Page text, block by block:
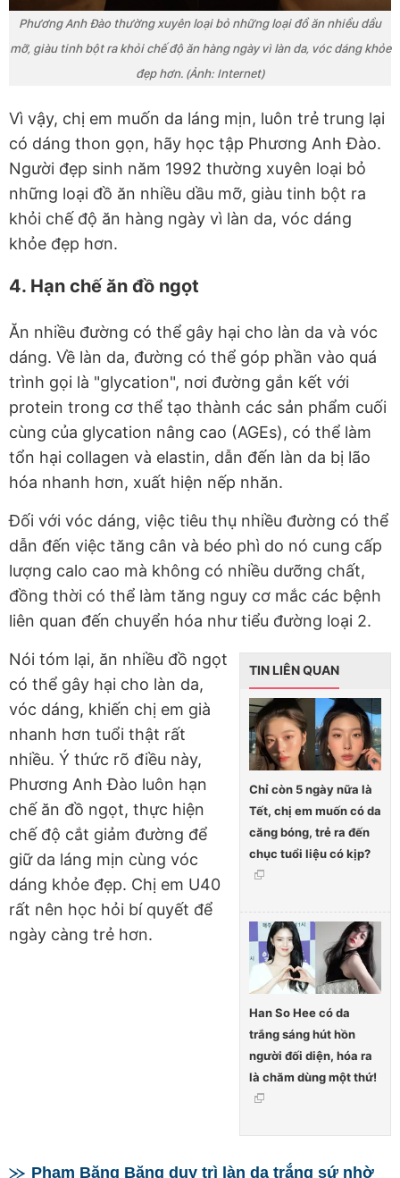
Phương Anh Đào thường xuyên loại bỏ những loại đồ ăn nhiều dầu
mỡ, giàu tinh bột ra khỏi chế độ ăn hàng ngày vì làn da, vóc dáng khỏe
đẹp hơn. (Ảnh: Internet)
Vì vậy, chị em muốn da láng mịn, luôn trẻ trung lại
có dáng thon gọn, hãy học tập Phương Anh Đào.
Người đẹp sinh năm 1992 thường xuyên loại bỏ
những loại đồ ăn nhiều dầu mỡ, giàu tinh bột ra
khỏi chế độ ăn hàng ngày vì làn da, vóc dáng
khỏe đẹp hơn.
4. Hạn chế ăn đồ ngọt
Ăn nhiều đường có thể gây hại cho làn da và vóc
dáng. Về làn da, đường có thể góp phần vào quá
trình gọi là "glycation", nơi đường gắn kết với
protein trong cơ thể tạo thành các sản phẩm cuối
cùng của glycation nâng cao (AGEs), có thể làm
tổn hại collagen và elastin, dẫn đến làn da bị lão
hóa nhanh hơn, xuất hiện nếp nhăn.
Đối với vóc dáng, việc tiêu thụ nhiều đường có thể
dẫn đến việc tăng cân và béo phì do nó cung cấp
lượng calo cao mà không có nhiều dưỡng chất,
đồng thời có thể làm tăng nguy cơ mắc các bệnh
liên quan đến chuyển hóa như tiểu đường loại 2.
TIN LIÊN QUAN
Chỉ còn 5 ngày nữa là
Tết, chị em muốn có da
căng bóng, trẻ ra đến
chục tuổi liệu có kịp?
Han So Hee có da
trắng sáng hút hồn
người đối diện, hóa ra
là chăm dùng một thứ!
Nói tóm lại, ăn nhiều đồ ngọt
có thể gây hại cho làn da,
vóc dáng, khiến chị em già
nhanh hơn tuổi thật rất
nhiều. Ý thức rõ điều này,
Phương Anh Đào luôn hạn
chế ăn đồ ngọt, thực hiện
chế độ cắt giảm đường để
giữ da láng mịn cùng vóc
dáng khỏe đẹp. Chị em U40
rất nên học hỏi bí quyết để
ngày càng trẻ hơn.
Phạm Băng Băng duy trì làn da trắng sứ nhờ